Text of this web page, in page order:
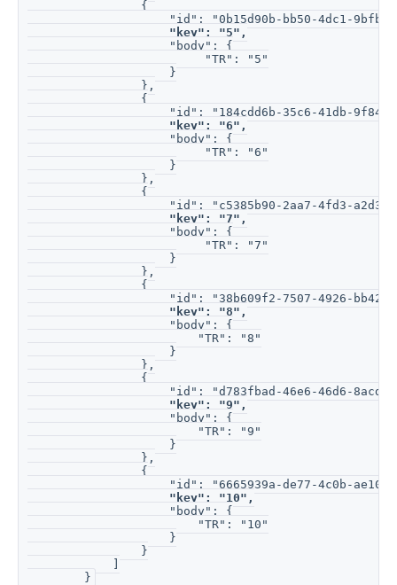
                {
"id": "0b15d90b-bb50-4dc1-9bfb-
"key": "5",
                    "body": {
                         "TR": "5"
                    }
                },
                {
"id": "184cdd6b-35c6-41db-9f84-
"key": "6",
                    "body": {
                         "TR": "6"
                    }
                },
                {
"id": "c5385b90-2aa7-4fd3-a2d3-
"key": "7",
                    "body": {
                         "TR": "7"
                    }
                },
                {
"id": "38b609f2-7507-4926-bb42-
"key": "8",
                    "body": {
                        "TR": "8"
                    }
                },
                {
"id": "d783fbad-46e6-46d6-8acd-
"key": "9",
                    "body": {
                        "TR": "9"
                    }
                },
                {
"id": "6665939a-de77-4c0b-ae10-
"key": "10",
                    "body": {
                        "TR": "10"
                    }
                }
            ]
        }